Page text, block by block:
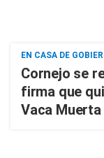
EN CASA DE
Cornejo se
firma que
Vaca